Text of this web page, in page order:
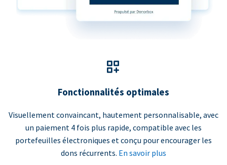
Fonctionnalités optimales
Visuellement convaincant, hautement personnalisable, avec
un paiement 4 fois plus rapide, compatible avec les
portefeuilles électroniques et conçu pour encourager les
dons récurrents. En savoir plus